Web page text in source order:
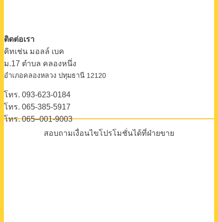
ติดต่อเรา
คิทเช่น มอลล์ เบค
ม.17 ตําบล คลองหนึ่ง
อําเภอคลองหลวง ปทุมธานี 12120
โทร. 093-623-0184
โทร. 065-385-5917
โทร. 065–001-9003
สอบถามเงื่อนไขโปรโมชั่นได้ที่ฝ่ายขาย